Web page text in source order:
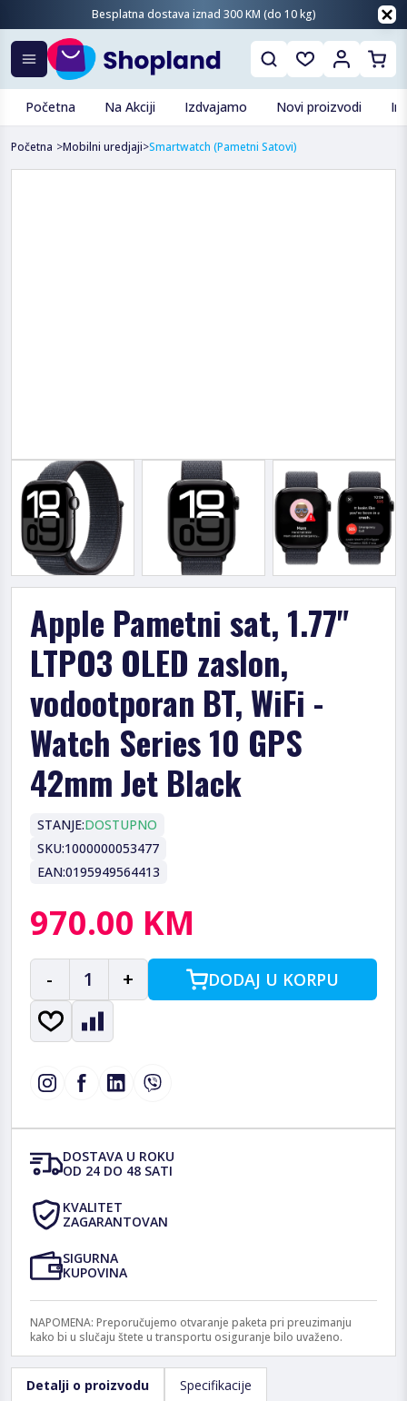
Besplatna dostava iznad 300 KM (do 10 kg)
Početna Na Akciji Izdvajamo Novi proizvodi
Početna >Mobilni uredjaji>Smartwatch (pametni Satovi)
Apple Pametni sat, 1.77"
LTPO3 OLED zaslon,
vodootporan BT, WiFi -
Watch Series 10 GPS
42mm Jet Black
STANJE:DOSTUPNO
SKU:1000000053477
EAN:0195949564413
970.00 KM
- 1 + DODAJ U KORPU
DOSTAVA U ROKU
OD 24 DO 48 SATI
KVALITET
ZAGARANTOVAN
SIGURNA
KUPOVINA
NAPOMENA: Preporučujemo otvaranje paketa pri preuzimanju
kako bi u slučaju štete u transportu osiguranje bilo uvaženo.
Detalji o proizvodu Specifikacije